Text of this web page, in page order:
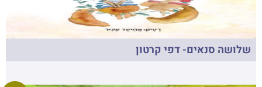
שלושה סנאים- דפי קרטון